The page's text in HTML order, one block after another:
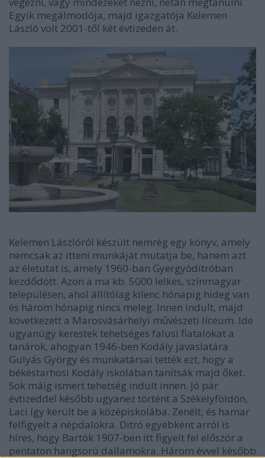
Egyik megálmodója, majd igazgatója Kelemen
László volt 2001-től két évtizeden át.
Kelemen Lászlóról készült nemrég egy könyv, amely
nemcsak az itteni munkáját mutatja be, hanem azt
az életutat is, amely 1960-ban Gyergyóditróban
kezdődött. Azon a ma kb. 5000 lelkes, színmagyar
településen, ahol állítólag kilenc hónapig hideg van
és három hónapig nincs meleg. Innen indult, majd
következett a Marosvásárhelyi művészeti líceum. Ide
ugyanúgy kerestek tehetséges falusi fiatalokat a
tanárok, ahogyan 1946-ben Kodály javaslatára
Gulyás György és munkatársai tették ezt, hogy a
békéstarhosi Kodály iskolában tanítsák majd őket.
Sok máig ismert tehetség indult innen. Jó pár
évtizeddel később ugyanez történt a Székelyföldön,
Laci így került be a középiskolába. Zenélt, és hamar
felfigyelt a népdalokra. Ditró egyébként arról is
híres, hogy Bartók 1907-ben itt figyelt fel először a
pentaton hangsorú dallamokra. Három évvel később